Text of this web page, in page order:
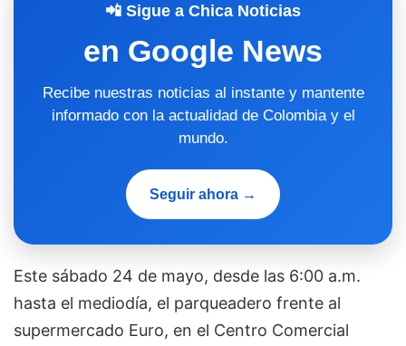
📲 Sigue a Chica Noticias
en Google News
Recibe nuestras noticias al instante y mantente
informado con la actualidad de Colombia y el
mundo.
Seguir ahora →
Este sábado 24 de mayo, desde las 6:00 a.m.
hasta el mediodía, el parqueadero frente al
supermercado Euro, en el Centro Comercial